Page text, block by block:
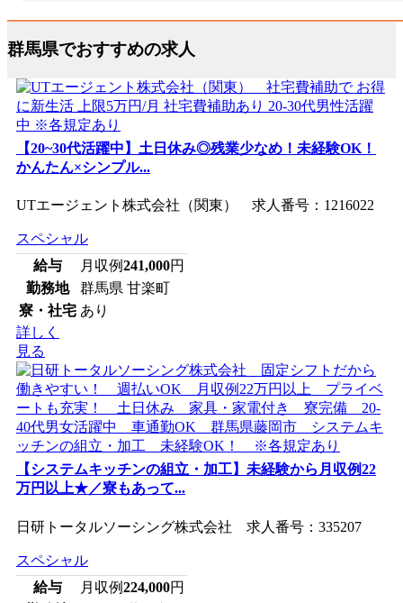
群馬県でおすすめの求人
【20~30代活躍中】土日休み◎残業少なめ！未経験OK！
かんたん×シンプル...
UTエージェント株式会社（関東） 求人番号：1216022
スペシャル
給与
月収例241,000円
勤務地
群馬県 甘楽町
寮・社宅 あり
詳しく
見る
【システムキッチンの組立・加工】未経験から月収例22
万円以上★／寮もあって...
日研トータルソーシング株式会社 求人番号：335207
スペシャル
給与
月収例224,000円